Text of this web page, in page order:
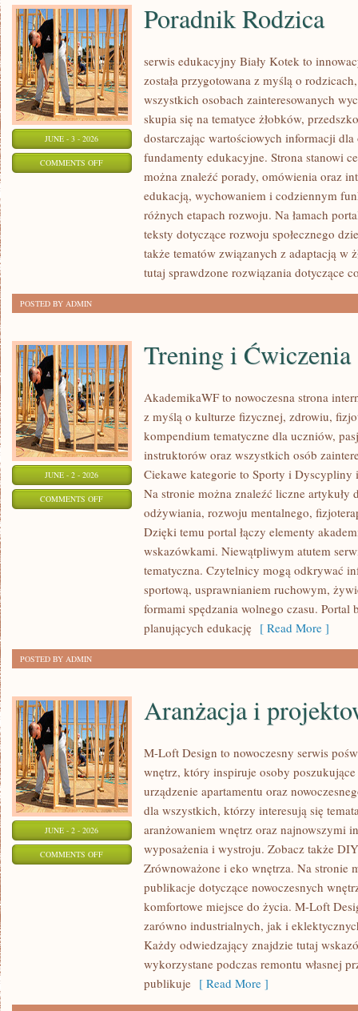
JUNE - 3 - 2026
COMMENTS OFFON
Poradnik Rodzica
serwis edukacyjny Biały Kotek to
została przygotowana z myślą o
wszystkich osobach zainteresowanych
skupia się na tematyce żłobków,
dostarczając wartościowych informacji
fundamenty edukacyjne. Strona stanowi
można znaleźć porady, omówienia oraz
edukacją, wychowaniem i codziennym
różnych etapach rozwoju. Na łamach
teksty dotyczące rozwoju społecznego
także tematów związanych z adaptacją w
tutaj sprawdzone rozwiązania dotyczące
POSTED BY ADMIN
JUNE - 2 - 2026
COMMENTS OFFON
ĆWICZENIA
Trening i Ćwiczenia
AkademikaWF to nowoczesna strona
z myślą o kulturze fizycznej, zdrowiu,
kompendium tematyczne dla uczniów,
instruktorów oraz wszystkich osób
Ciekawe kategorie to Sporty i Dyscypliny
Na stronie można znaleźć liczne artykuły
odżywiania, rozwoju mentalnego,
Dzięki temu portal łączy elementy
wskazówkami. Niewątpliwym atutem
tematyczna. Czytelnicy mogą odkrywać
sportową, usprawnianiem ruchowym,
formami spędzania wolnego czasu. Portal
planujących edukację [ Read More ]
POSTED BY ADMIN
JUNE - 2 - 2026
COMMENTS OFFON
ARANŻACJA
PROJEKTOWANIE
Aranżacja i
M-Loft Design to nowoczesny serwis
wnętrz, który inspiruje osoby
urządzenie apartamentu oraz
dla wszystkich, którzy interesują się
aranżowaniem wnętrz oraz najnowszymi
wyposażenia i wystroju. Zobacz także
Zrównoważone i eko wnętrza. Na stronie
publikacje dotyczące nowoczesnych
komfortowe miejsce do życia. M-Loft
zarówno industrialnych, jak i
Każdy odwiedzający znajdzie tutaj
wykorzystane podczas remontu własnej
publikuje [ Read More ]